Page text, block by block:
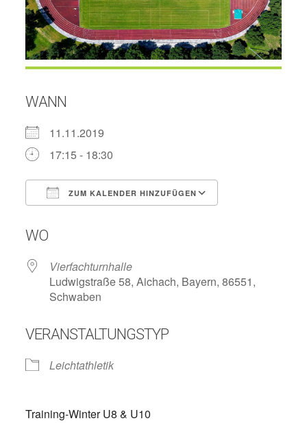
WANN
11.11.2019
17:15 - 18:30
ZUM KALENDER HINZUFÜGEN
WO
Vierfachturnhalle
Ludwigstraße 58, Aichach, Bayern, 86551,
Schwaben
VERANSTALTUNGSTYP
Leichtathletik
Training-Winter U8 & U10